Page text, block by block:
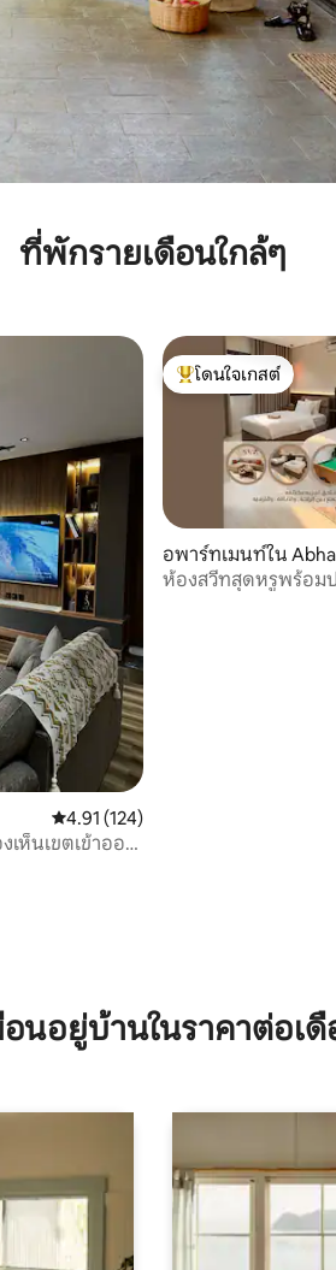
ที่พักรายเดือนใกล้ๆ
คะแนนเฉลี่ย 4.91 จาก 5, 124 รีวิว
4.91 (124)
ห็นเขตเข้าออก
โดนใจเกสต์ที่สุด
โดนใจเกสต์
อพาร์ทเมนท์ใน Abha
ห้องสวีทสุดหรูพร้อม
นอยู่บ้านในราคาต่อเ